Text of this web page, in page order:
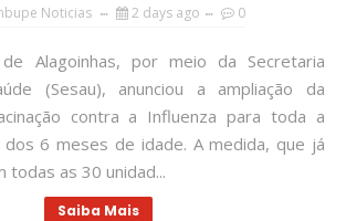
Noticias 2 days ago 0
Alagoinhas, por meio da Secretaria
(Sesau), anunciou a ampliação da
contra a Influenza para toda a
dos 6 meses de idade. A medida, que já
todas as 30 unidad...
Saiba Mais